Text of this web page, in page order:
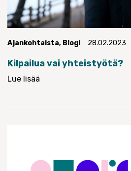
Ajankohtaista, Blogi 28.02.2023
Kilpailua vai yhteistyötä?
Lue lisää